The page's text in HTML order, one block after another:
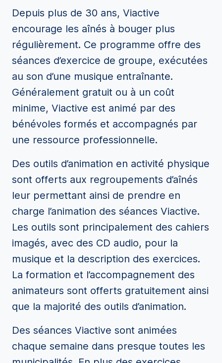
Depuis plus de 30 ans, Viactive
encourage les aînés à bouger plus
régulièrement. Ce programme offre des
séances d’exercice de groupe, exécutées
au son d’une musique entraînante.
Généralement gratuit ou à un coût
minime, Viactive est animé par des
bénévoles formés et accompagnés par
une ressource professionnelle.
Des outils d’animation en activité physique
sont offerts aux regroupements d’aînés
leur permettant ainsi de prendre en
charge l’animation des séances Viactive.
Les outils sont principalement des cahiers
imagés, avec des CD audio, pour la
musique et la description des exercices.
La formation et l’accompagnement des
animateurs sont offerts gratuitement ainsi
que la majorité des outils d’animation.
Des séances Viactive sont animées
chaque semaine dans presque toutes les